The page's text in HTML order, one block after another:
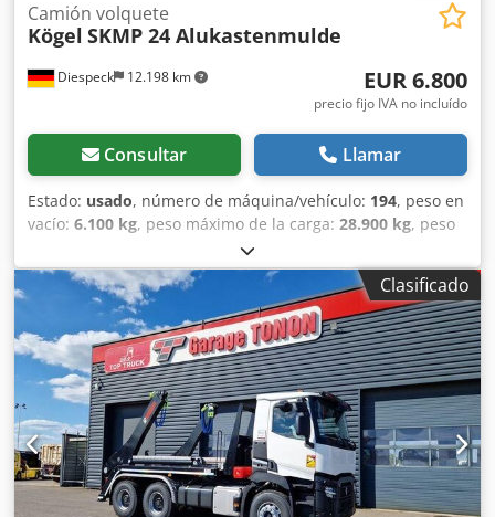
Diespeck 12.198 km
Camión volquete
Kögel SKMP 24 Alukastenmulde
EUR 6.800
precio fijo IVA no incluído
Consultar Llamar
Estado: usado, número de máquina/vehículo: 194, peso en
vacío: 6.100 kg, peso máximo de la carga: 28.900 kg, peso
, configuración de ejes:
registro:05/1995, longitud del espacio de carga:7.100
mm
, anchura del espacio de carga:2.300 mm , altura del
espacio de carga:
1.400 mm, volumen del espacio de
carga:23 m³, amortiguación:aire, tamaño del neumático:
365/80 R20 - 385/65 R22,5, color:plateado, Equipamiento:
ABS, Freno de tambor Distancia entre ejes 1.310 mm Lona
enrollable Plataforma Ejes SAF Protector
antiempotramiento abatible Sujeto a errores y
modificaciones Dkedeiuluaepfx Aiisr
Clasificado